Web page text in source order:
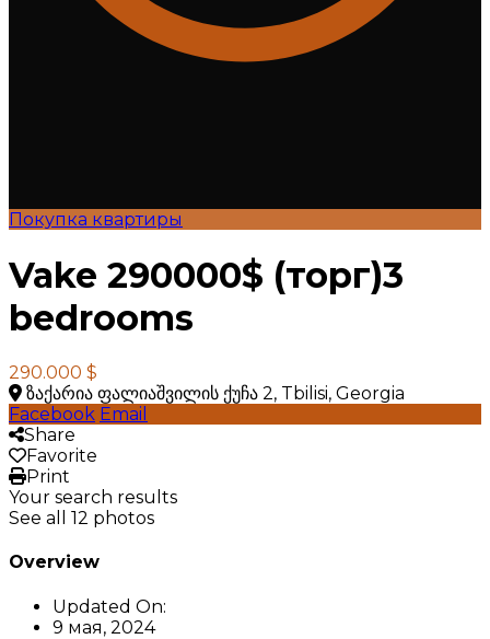
Покупка квартиры
Vake 290000$ (торг)3
bedrooms
290.000 $
ზაქარია ფალიაშვილის ქუჩა 2, Tbilisi, Georgia
Facebook Email
Share
Favorite
Print
Your search results
See all 12 photos
Overview
Updated On:
9 мая, 2024